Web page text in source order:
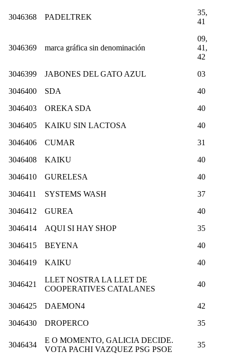
3046368 PADELTREK
35,
41
3046369 marca gráfica sin denominación
09,
41,
42
3046399
JABONES DEL GATO AZUL
03
3046400
SDA
40
3046403
OREKA SDA
40
3046405
KAIKU SIN LACTOSA
40
3046406
CUMAR
31
3046408
KAIKU
40
3046410
GURELESA
40
3046411
SYSTEMS WASH
37
3046412
GUREA
40
3046414
AQUI SI HAY SHOP
35
3046415
BEYENA
40
3046419
KAIKU 40
3046421
LLET NOSTRA LA LLET DE
COOPERATIVES CATALANES
40
3046425 DAEMON4
42
3046430
DROPERCO 35
3046434
E O MOMENTO, GALICIA DECIDE.
VOTA PACHI VAZQUEZ PSG PSOE
35